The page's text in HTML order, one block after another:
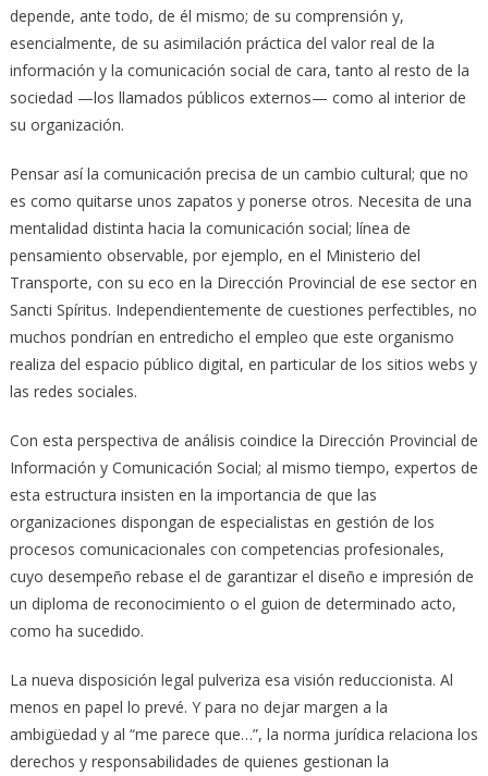
depende, ante todo, de él mismo; de su comprensión y,
esencialmente, de su asimilación práctica del valor real de la
información y la comunicación social de cara, tanto al resto de la
sociedad —los llamados públicos externos— como al interior de
su organización.
Pensar así la comunicación precisa de un cambio cultural; que no
es como quitarse unos zapatos y ponerse otros. Necesita de una
mentalidad distinta hacia la comunicación social; línea de
pensamiento observable, por ejemplo, en el Ministerio del
Transporte, con su eco en la Dirección Provincial de ese sector en
Sancti Spíritus. Independientemente de cuestiones perfectibles, no
muchos pondrían en entredicho el empleo que este organismo
realiza del espacio público digital, en particular de los sitios webs y
las redes sociales.
Con esta perspectiva de análisis coindice la Dirección Provincial de
Información y Comunicación Social; al mismo tiempo, expertos de
esta estructura insisten en la importancia de que las
organizaciones dispongan de especialistas en gestión de los
procesos comunicacionales con competencias profesionales,
cuyo desempeño rebase el de garantizar el diseño e impresión de
un diploma de reconocimiento o el guion de determinado acto,
como ha sucedido.
La nueva disposición legal pulveriza esa visión reduccionista. Al
menos en papel lo prevé. Y para no dejar margen a la
ambigüedad y al “me parece que…”, la norma jurídica relaciona los
derechos y responsabilidades de quienes gestionan la